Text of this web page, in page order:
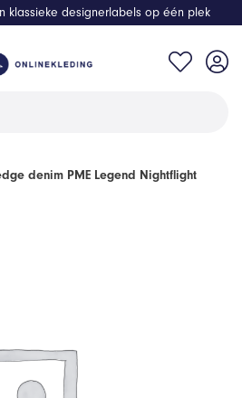
klassieke designerlabels op één plek
denim PME Legend Nightflight